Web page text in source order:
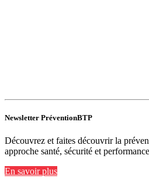
Newsletter PréventionBTP
Découvrez et faites découvrir la
approche santé, sécurité et
En savoir plus